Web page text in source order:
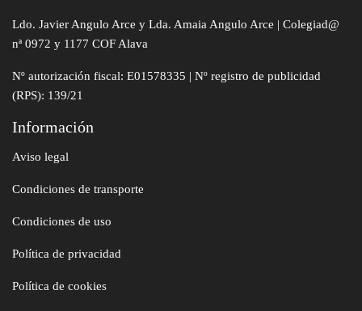
Ldo. Javier Angulo Arce y Lda. Amaia Angulo Arce | Colegiad@
nª 0972 y 1177 COF Alava
Nº autorización fiscal: E01578335 | Nº registro de publicidad
(RPS): 139/21
Información
Aviso legal
Condiciones de transporte
Condiciones de uso
Política de privacidad
Política de cookies